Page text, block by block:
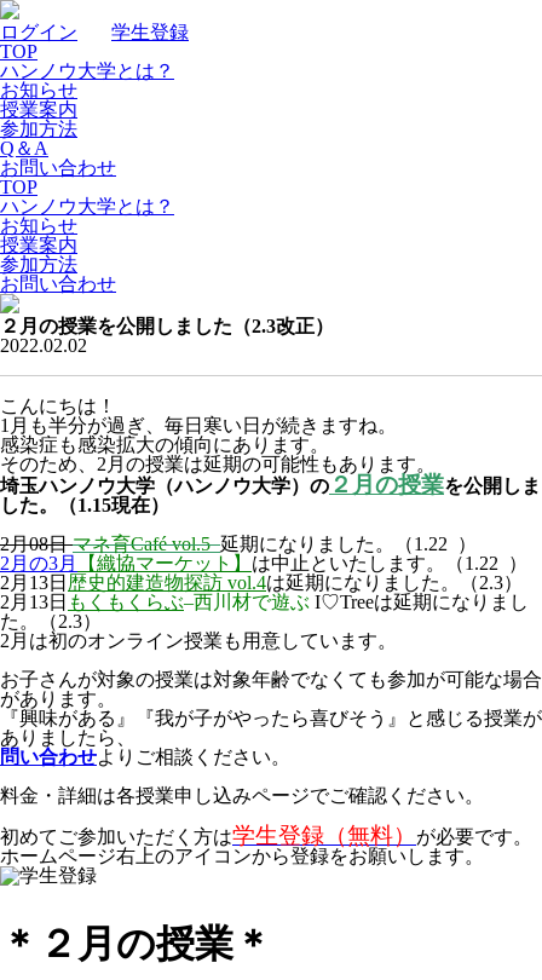
ログイン
学生登録
TOP
ハンノウ大学とは？
お知らせ
授業案内
参加方法
Q＆A
お問い合わせ
TOP
ハンノウ大学とは？
お知らせ
授業案内
参加方法
お問い合わせ
２月の授業を公開しました（2.3改正）
2022.02.02
こんにちは！
1月も半分が過ぎ、毎日寒い日が続きますね。
感染症も感染拡大の傾向にあります。
そのため、2月の授業は延期の可能性もあります。
埼玉ハンノウ大学（ハンノウ大学）の ２月の授業を公開しま
した。（1.15現在）
2月08日マネ育Café vol.5延期になりました。（1.22 ）
2月の3月
【織協マーケット】 は中止といたします。
（1.22 ）
2月13日 歴史的建造物探訪 vol.4は延期になりました。（2.3）
2月13日 もくもくらぶ–西川材で遊ぶ I♡Treeは延期になりまし
た。（2.3）
2月は初のオンライン授業も用意しています。
お子さんが対象の授業は対象年齢でなくても参加が可能な場合
があります。
『興味がある』『我が子がやったら喜びそう』と感じる授業が
ありましたら、
問い合わせよりご相談ください。
料金・詳細は各授業申し込みページでご確認ください。
初めてご参加いただく方は学生登録（無料）
が必要です。
ホームページ右上のアイコンから登録をお願いします。
＊２月の授業＊